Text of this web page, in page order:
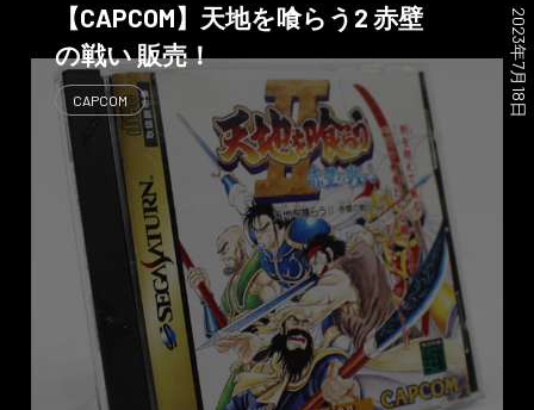
【CAPCOM】天地を喰らう2 赤壁
の戦い 販売！
2023年7月18日
CAPCOM